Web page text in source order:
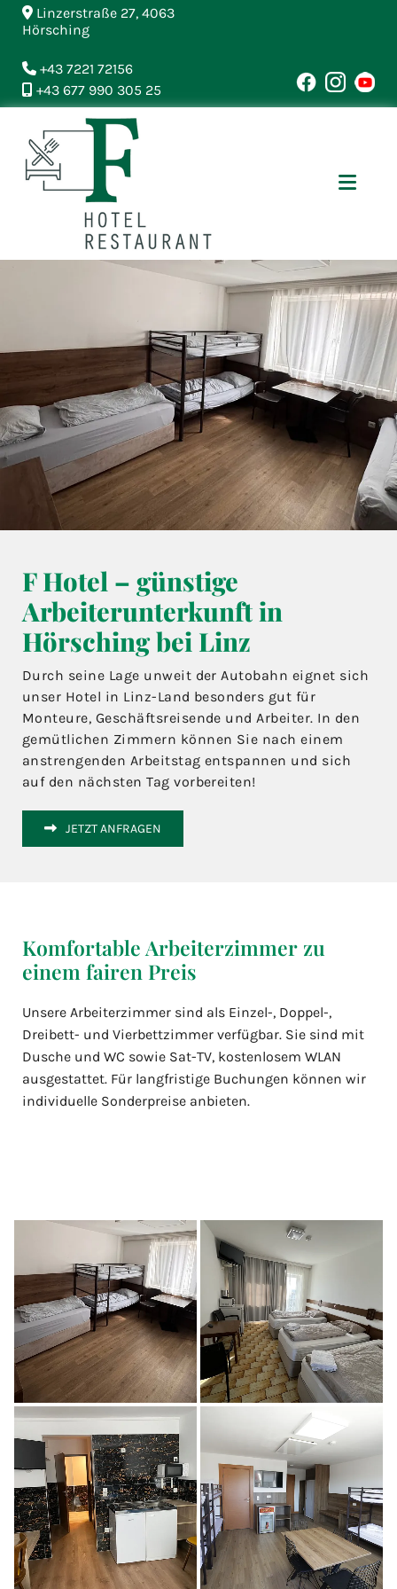
 Linzerstraße 27, 4063
Hörsching
 +43 7221 72156
+43 677 990 305 25
F Hotel – günstige
Arbeiterunterkunft in
Hörsching bei Linz
Durch seine Lage unweit der Autobahn eignet sich
unser Hotel in Linz-Land besonders gut für
Monteure, Geschäftsreisende und Arbeiter. In den
gemütlichen Zimmern können Sie nach einem
anstrengenden Arbeitstag entspannen und sich
auf den nächsten Tag vorbereiten!
JETZT ANFRAGEN
Komfortable Arbeiterzimmer zu
einem fairen Preis
Unsere Arbeiterzimmer sind als Einzel-, Doppel-,
Dreibett- und Vierbettzimmer verfügbar. Sie sind mit
Dusche und WC sowie Sat-TV, kostenlosem WLAN
ausgestattet. Für langfristige Buchungen können wir
individuelle Sonderpreise anbieten.